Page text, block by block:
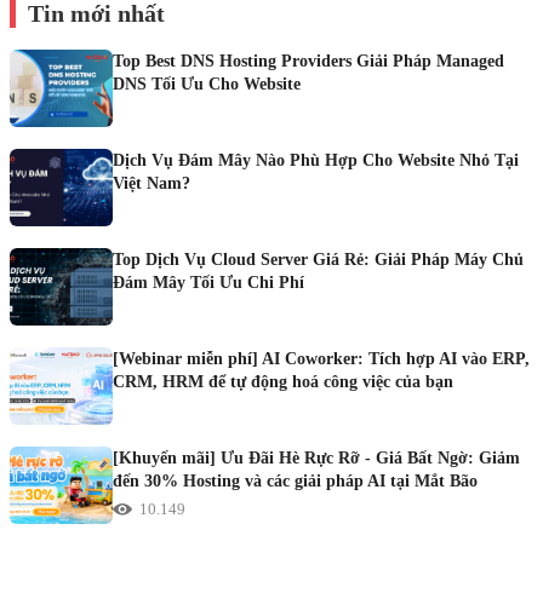
Tin mới nhất
Top Best DNS Hosting Providers Giải Pháp Managed
DNS Tối Ưu Cho Website
Dịch Vụ Đám Mây Nào Phù Hợp Cho Website Nhỏ Tại
Việt Nam?
Top Dịch Vụ Cloud Server Giá Rẻ: Giải Pháp Máy Chủ
Đám Mây Tối Ưu Chi Phí
[Webinar miễn phí] AI Coworker: Tích hợp AI vào ERP,
CRM, HRM để tự động hoá công việc của bạn
[Khuyến mãi] Ưu Đãi Hè Rực Rỡ - Giá Bất Ngờ: Giảm
đến 30% Hosting và các giải pháp AI tại Mắt Bão
10.149